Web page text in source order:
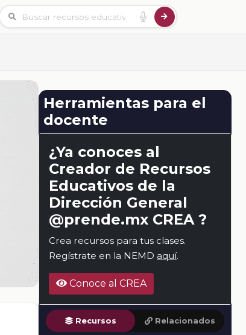
Herramientas para el
docente
¿Ya conoces al
Creador de Recursos
Educativos de la
Dirección General
@prende.mx CREA ?
Crea recursos para tus clases.
Regístrate en la NEMD aquí.
Conoce al CREA
Recursos Relacionados